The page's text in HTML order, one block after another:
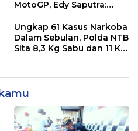
MotoGP, Edy Saputra:
dan Efektif
Ungkap 61 Kasus Narkoba
Dalam Sebulan, Polda NTB
Sita 8,3 Kg Sabu dan 11 Kg